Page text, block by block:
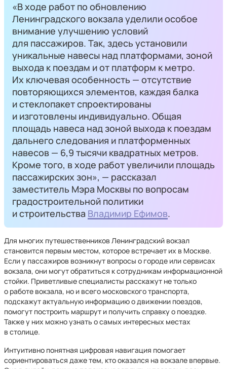
«В ходе работ по обновлению
Ленинградского вокзала уделили особое
внимание улучшению условий
для пассажиров. Так, здесь установили
уникальные навесы над платформами, зоной
выхода к поездам и от платформ к метро.
Их ключевая особенность — отсутствие
повторяющихся элементов, каждая балка
и стеклопакет спроектированы
и изготовлены индивидуально. Общая
площадь навеса над зоной выхода к поездам
дальнего следования и платформенных
навесов — 6,9 тысячи квадратных метров.
Кроме того, в ходе работ увеличили площадь
пассажирских зон», — рассказал
заместитель Мэра Москвы по вопросам
градостроительной политики
и строительства Владимир Ефимов.
Для многих путешественников Ленинградский вокзал
становится первым местом, которое встречает их в Москве.
Если у пассажиров возникнут вопросы о городе или сервисах
вокзала, они могут обратиться к сотрудникам информационной
стойки. Приветливые специалисты расскажут не только
о работе вокзала, но и всего московского транспорта,
подскажут актуальную информацию о движении поездов,
помогут построить маршрут и получить справку о поездке.
Также у них можно узнать о самых интересных местах
в столице.
Интуитивно понятная цифровая навигация помогает
сориентироваться даже тем, кто оказался на вокзале впервые.